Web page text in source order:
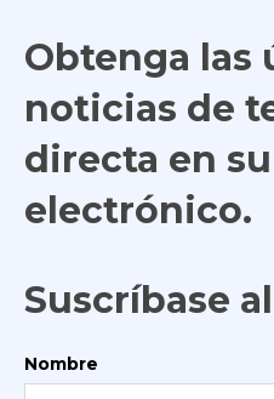
Obtenga las
noticias de
directa en
electrónico.
Suscríbase
Nombre